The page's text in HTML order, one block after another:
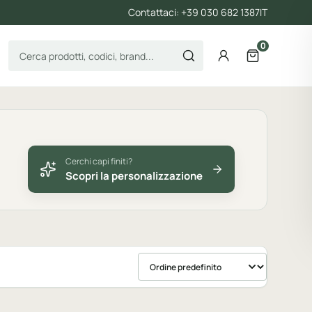
Contattaci: +39 030 682 1387IT
Cerca prodotti AccountApri il
0
Cerchi capi finiti?
Scopri la personalizzazione
Ordina prodotti